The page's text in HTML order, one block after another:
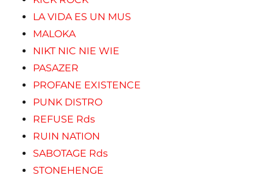
LA VIDA ES UN MUS
MALOKA
NIKT NIC NIE WIE
PASAZER
PROFANE EXISTENCE
PUNK DISTRO
REFUSE Rds
RUIN NATION
SABOTAGE Rds
STONEHENGE